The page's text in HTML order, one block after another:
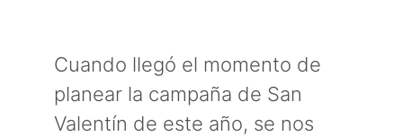
Cuando llegó el momento de
planear la campaña de San
Valentín de este año, se nos